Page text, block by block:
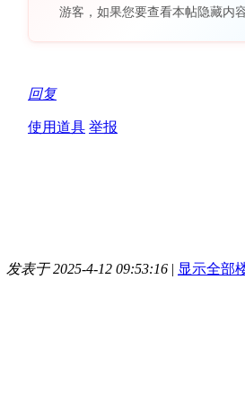
游客，如果您要查看本帖隐藏内
回复
使用道具 举报
发表于 2025-4-12 09:53:16 | 显示全部